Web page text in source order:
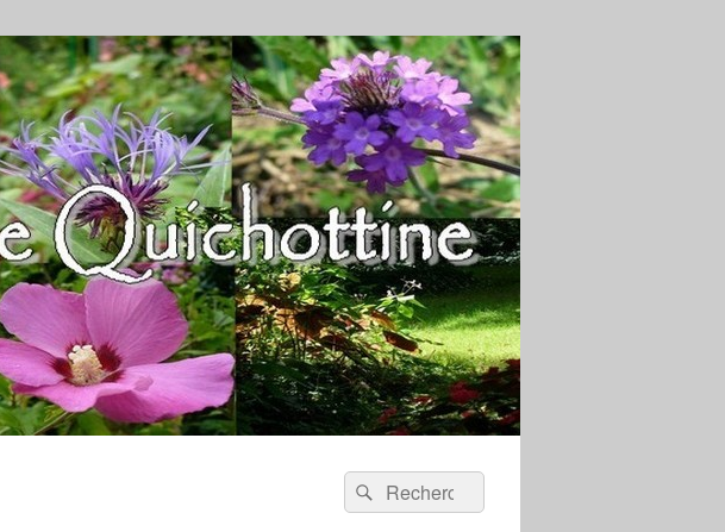
Recherche :
Rechercher